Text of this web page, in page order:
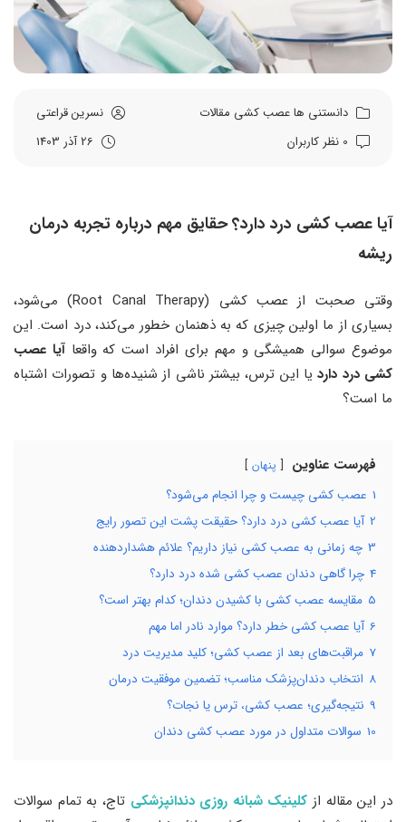
دانستنی هاعصب کشی مقالات
نسرین قراعتی
آیا عصب ‌کشی درد دارد؟ حقایق مهم درباره تجربه درمان
ریشه
وقتی صحبت از عصب ‌کشی (Root Canal Therapy) می‌شود،
بسیاری از ما اولین چیزی که به ذهنمان خطور می‌کند، درد است. این
موضوع سوالی همیشگی و مهم برای افراد است که واقعاآیا عصب
‌کشی درد داردیا این ترس، بیشتر ناشی از شنیده‌ها و تصورات اشتباه
ما است؟
فهرست عناوین پنهان
1 عصب ‌کشی چیست و چرا انجام می‌شود؟
2 آیا عصب ‌کشی درد دارد؟ حقیقت پشت این تصور رایج
3 چه زمانی به عصب ‌کشی نیاز داریم؟ علائم هشداردهنده
4 چرا گاهی دندان عصب کشی شده درد دارد؟
5 مقایسه عصب ‌کشی با کشیدن دندان؛ کدام بهتر است؟
6 آیا عصب ‌کشی خطر دارد؟ موارد نادر اما مهم
7 مراقبت‌های بعد از عصب ‌کشی؛ کلید مدیریت درد
8 انتخاب دندان‌پزشک مناسب؛ تضمین موفقیت درمان
9 نتیجه‌گیری؛ عصب ‌کشی، ترس یا نجات؟
10 سوالات متداول در مورد عصب ‌کشی دندان
در این مقاله از کلینیک شبانه روزی دندانپزشکی تاج، به تمام سوالات